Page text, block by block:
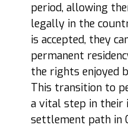
period, allowing
legally in the
is accepted, they
permanent
the rights enjoyed
This transition to
a vital step in their
settlement path in